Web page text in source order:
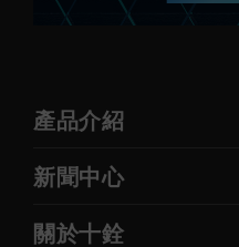
產品介紹
新聞中心
關於十銓